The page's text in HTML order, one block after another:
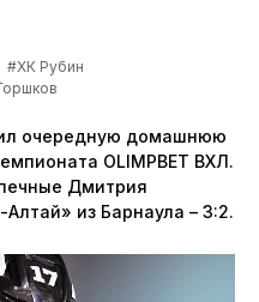
#ХК Рубин
очередную домашнюю
OLIMPBET ВХЛ.
Дмитрия
из Барнаула – 3:2.